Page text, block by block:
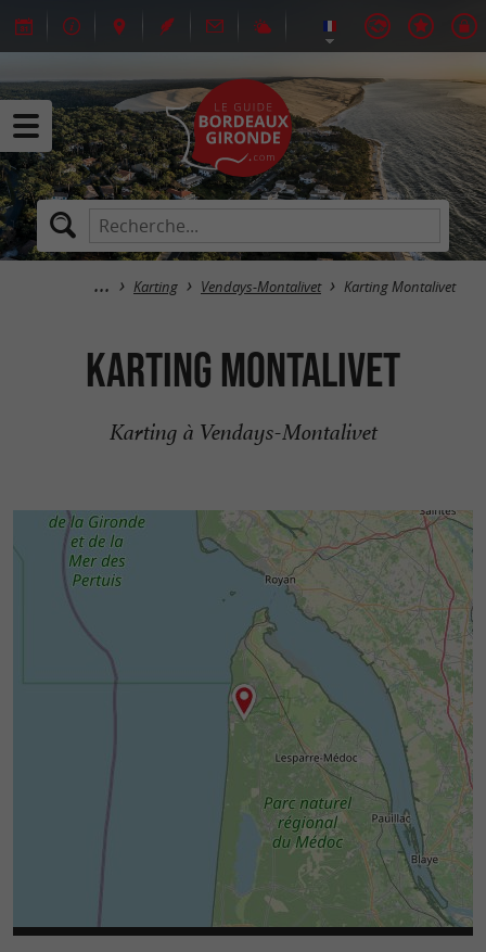
Karting Vendays-Montalivet Karting Montalivet
Karting Montalivet
Karting à Vendays-Montalivet